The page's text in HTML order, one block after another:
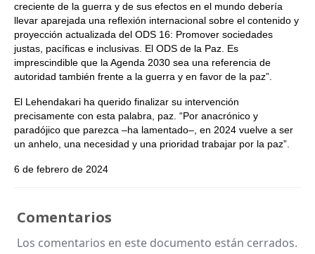
creciente de la guerra y de sus efectos en el mundo debería
llevar aparejada una reflexión internacional sobre el contenido y
proyección actualizada del ODS 16: Promover sociedades
justas, pacíficas e inclusivas. El ODS de la Paz. Es
imprescindible que la Agenda 2030 sea una referencia de
autoridad también frente a la guerra y en favor de la paz”.
El Lehendakari ha querido finalizar su intervención
precisamente con esta palabra, paz. “Por anacrónico y
paradójico que parezca –ha lamentado–, en 2024 vuelve a ser
un anhelo, una necesidad y una prioridad trabajar por la paz”.
6 de febrero de 2024
Comentarios
Los comentarios en este documento están cerrados.